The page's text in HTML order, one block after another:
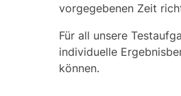
vorgegebenen Zeit
Für all unsere
individuelle
können.